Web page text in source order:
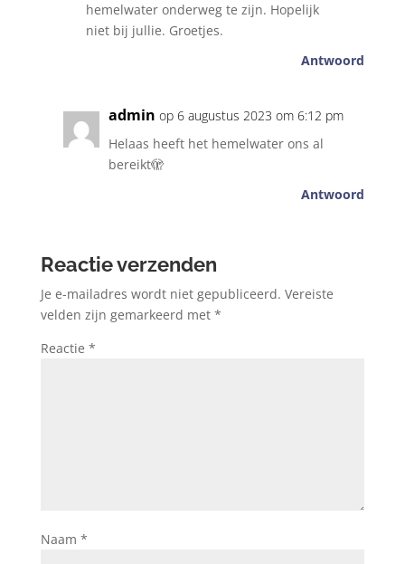
hemelwater onderweg te zijn. Hopelijk
niet bij jullie. Groetjes.
Antwoord
admin op 6 augustus 2023 om 6:12 pm
Helaas heeft het hemelwater ons al
bereikt🫣
Antwoord
Reactie verzenden
Je e-mailadres wordt niet gepubliceerd. Vereiste
velden zijn gemarkeerd met *
Reactie *
Naam *